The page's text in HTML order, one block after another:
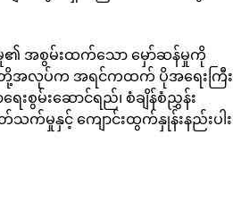
ငါတို့အလုပ်က အရင်ကထက် ပိုအရေးကြီး
းစွမ်းဆောင်ရည်၊ စံချိန်စံညွှန်း
သက်မှုနှင့် ကျောင်းထွက်နှုန်းနည်းပါး